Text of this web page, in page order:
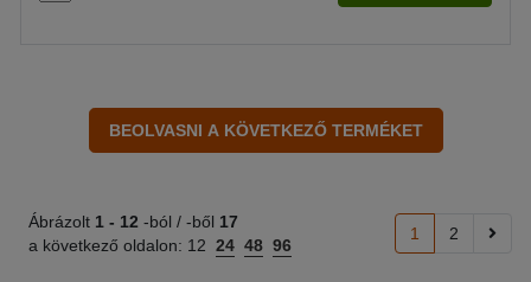
Ábrázolt 1 - 12 -ból / -ből 17
a következő oldalon: 12 24 48 96
1 2